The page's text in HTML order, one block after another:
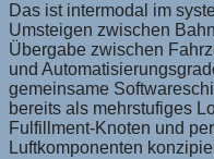
Das ist intermodal im
Umsteigen zwischen
Übergabe zwischen
und
gemeinsame
bereits als mehrstufiges
Fulfillment-Knoten und
Luftkomponenten